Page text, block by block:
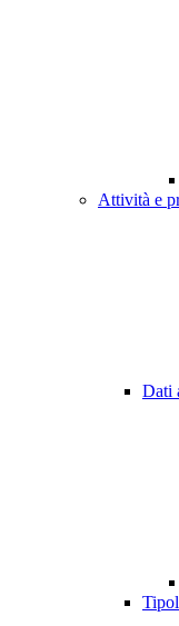
Attività e
Dati